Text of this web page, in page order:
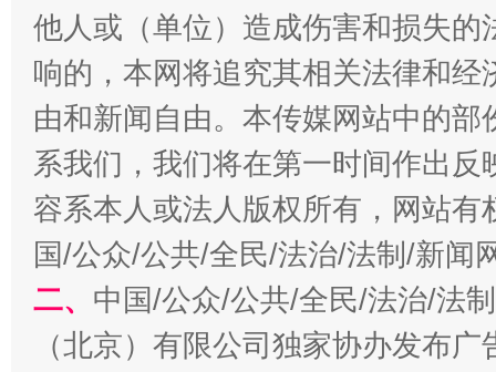
习近平的博鳌关键词
魏明亮
他人或（单位）造成伤害和损失
响的，本网将追究其相关法律和
由和新闻自由。本传媒网站中的
系我们，我们将在第一时间作出
容系本人或法人版权所有，网站
国/公众/公共/全民/法治/法制/新闻
二、 中国/公众/公共/全民/法治/法
（北京）有限公司独家协办发布